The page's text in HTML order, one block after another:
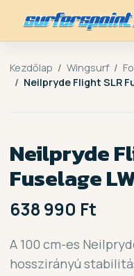
Kezdőlap Wingsurf
Neilpryde Flight SLR
Neilpryde
Fuselage
638 990 Ft
A 100 cm-es
hosszirányú